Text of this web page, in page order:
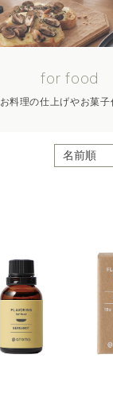
for food
お料理の仕上げやお菓子